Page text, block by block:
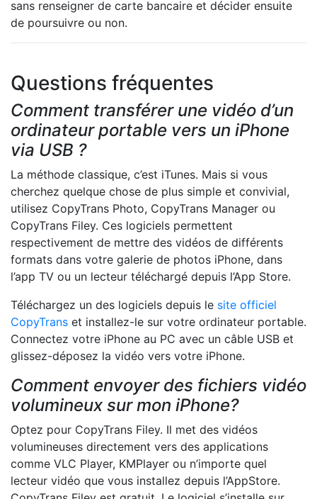
sans renseigner de carte bancaire et décider ensuite
de poursuivre ou non.
Questions fréquentes
Comment transférer une vidéo d’un
ordinateur portable vers un iPhone
via USB ?
La méthode classique, c’est iTunes. Mais si vous
cherchez quelque chose de plus simple et convivial,
utilisez CopyTrans Photo, CopyTrans Manager ou
CopyTrans Filey. Ces logiciels permettent
respectivement de mettre des vidéos de différents
formats dans votre galerie de photos iPhone, dans
l’app TV ou un lecteur téléchargé depuis l’App Store.
Téléchargez un des logiciels depuis le site officiel
CopyTrans et installez-le sur votre ordinateur portable.
Connectez votre iPhone au PC avec un câble USB et
glissez-déposez la vidéo vers votre iPhone.
Comment envoyer des fichiers vidéo
volumineux sur mon iPhone?
Optez pour CopyTrans Filey. Il met des vidéos
volumineuses directement vers des applications
comme VLC Player, KMPlayer ou n’importe quel
lecteur vidéo que vous installez depuis l’AppStore.